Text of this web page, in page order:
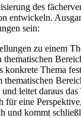
des
entwickeln.
sein:
zu einem
konkrete Thema
thematischen
leitet daraus das
für eine
und kommt